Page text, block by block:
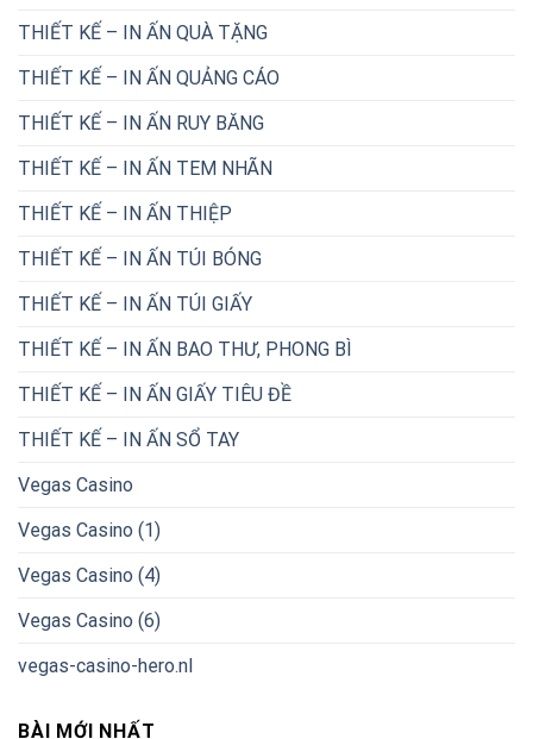
THIẾT KẾ – IN ẤN QUÀ TẶNG
THIẾT KẾ – IN ẤN QUẢNG CÁO
THIẾT KẾ – IN ẤN RUY BĂNG
THIẾT KẾ – IN ẤN TEM NHÃN
THIẾT KẾ – IN ẤN THIỆP
THIẾT KẾ – IN ẤN TÚI BÓNG
THIẾT KẾ – IN ẤN TÚI GIẤY
THIẾT KẾ – IN ẤN BAO THƯ, PHONG BÌ
THIẾT KẾ – IN ẤN GIẤY TIÊU ĐỀ
THIẾT KẾ – IN ẤN SỔ TAY
Vegas Casino
Vegas Casino (1)
Vegas Casino (4)
Vegas Casino (6)
vegas-casino-hero.nl
BÀI MỚI NHẤT